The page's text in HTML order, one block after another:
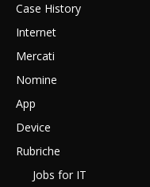
Case History
Internet
Mercati
Nomine
App
Device
Rubriche
Jobs for IT